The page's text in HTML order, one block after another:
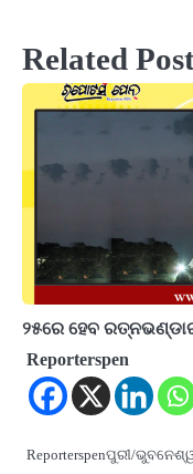
Related
୨୫ରେ ହେବ
Reporterspen
Reporterspenପୁରୀ/